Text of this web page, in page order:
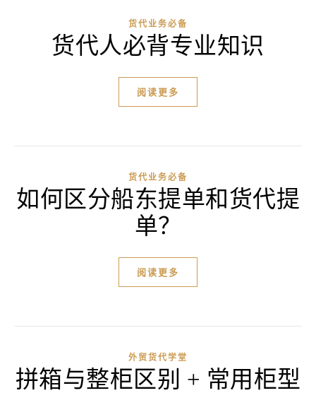
货代业务必备
货代人必背专业知识
阅读更多
货代业务必备
如何区分船东提单和货代提
单？
阅读更多
外贸货代学堂
拼箱与整柜区别 + 常用柜型